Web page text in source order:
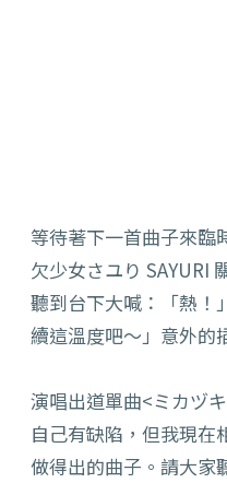
等待著下一首曲子來臨
欠少女さユり SAYURI
聽到台下大喊：「熱！
續這溫度吧～」 意外的
演唱出道單曲<ミカヅ
自己有缺陷， 但我現在
做得出的曲子。 請大家